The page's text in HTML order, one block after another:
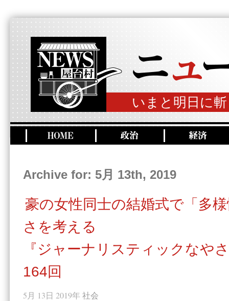
いまと明日に
Archive for: 5月 13th, 2019
豪の女性同士の結婚式で「多
さを考える
『ジャーナリスティックなや
164回
5月 13日 2019年 社会